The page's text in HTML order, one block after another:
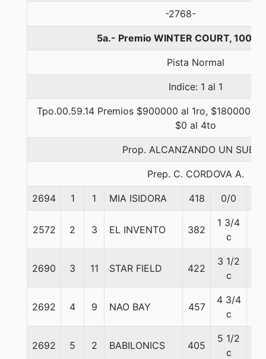
-2768-
5a.- Premio WINTER COURT, 1000
Pista Normal
Indice: 1 al 1
Tpo.00.59.14 Premios $900000 al 1ro, $180000
$0 al 4to
Prop. ALCANZANDO UN
Prep. C. CORDOVA A.
2694 1 1 MIA ISIDORA 418 0/0
2572 2 3 EL INVENTO 382
1 3/4
c
2690 3 11 STAR FIELD 422
3 1/2
c
2692 4 9 NAO BAY 457
4 3/4
c
2692 5 2 BABILONICS 405
5 1/2
c